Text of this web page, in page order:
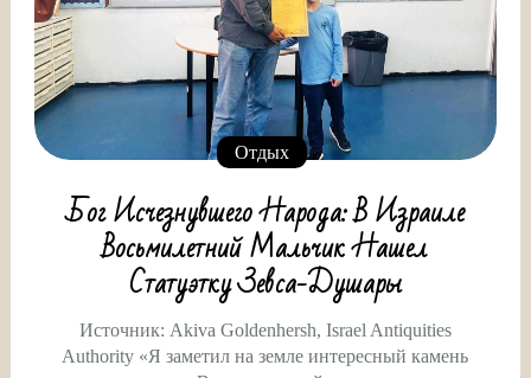
Отдых
Бог Исчезнувшего Народа: В Израиле
Восьмилетний Мальчик Нашел
Статуэтку Зевса-Душары
Источник: Akiva Goldenhersh, Israel Antiquities
Authority «Я заметил на земле интересный камень